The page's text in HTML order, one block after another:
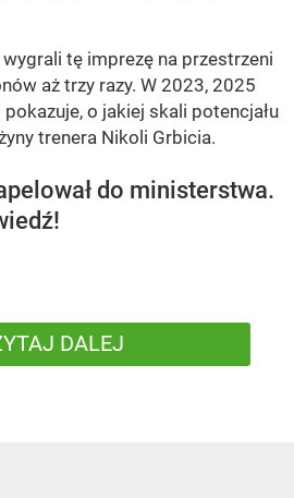
tę imprezę na przestrzeni
aż trzy razy. W 2023, 2025
o jakiej skali potencjału
trenera Nikoli Grbicia.
do ministerstwa.
DALEJ